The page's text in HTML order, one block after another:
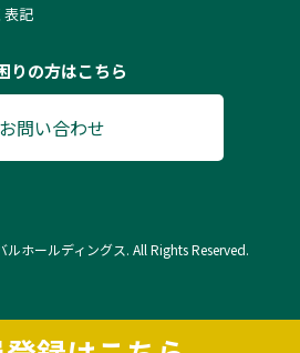
表記
りの方はこちら
お問い合わせ
ホールディングス. All Rights Reserved.